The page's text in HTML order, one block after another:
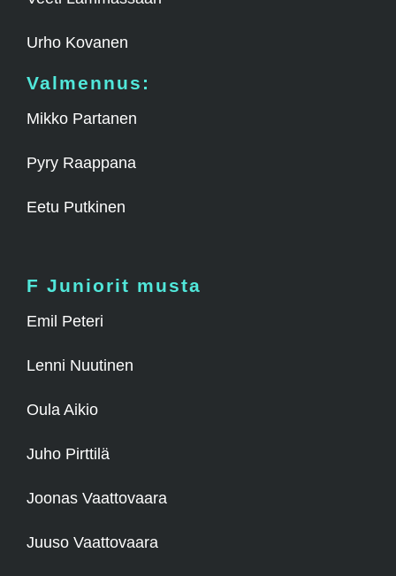
Urho Kovanen
Valmennus:
Mikko Partanen
Pyry Raappana
Eetu Putkinen
F Juniorit musta
Emil Peteri
Lenni Nuutinen
Oula Aikio
Juho Pirttilä
Joonas Vaattovaara
Juuso Vaattovaara